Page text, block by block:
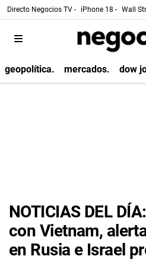
Directo Negocios TV - iPhone 18 - Wall
geopolítica. mercados. dow
NOTICIAS DEL
con Vietnam,
en Rusia e Israel